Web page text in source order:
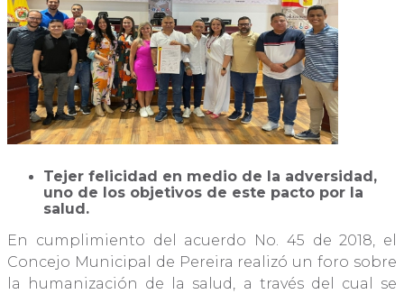
Tejer felicidad en medio de la adversidad,
uno de los objetivos de este pacto por la
salud.
En cumplimiento del acuerdo No. 45 de 2018, el
Concejo Municipal de Pereira realizó un foro sobre
la humanización de la salud, a través del cual se